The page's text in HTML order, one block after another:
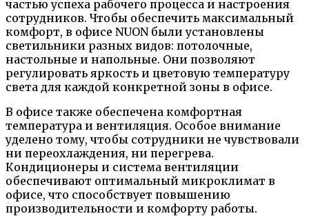
частью успеха рабочего процесса и настроения
сотрудников. Чтобы обеспечить максимальный
комфорт, в офисе NUON были установлены
светильники разных видов: потолочные,
настольные и напольные. Они позволяют
регулировать яркость и цветовую температуру
света для каждой конкретной зоны в офисе.
В офисе также обеспечена комфортная
температура и вентиляция. Особое внимание
уделено тому, чтобы сотрудники не чувствовали
ни переохлаждения, ни перегрева.
Кондиционеры и система вентиляции
обеспечивают оптимальный микроклимат в
офисе, что способствует повышению
производительности и комфорту работы.